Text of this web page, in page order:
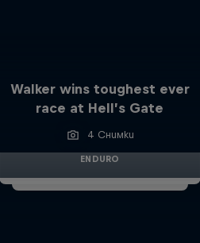
Walker wins toughest ever
race at Hell’s Gate
4 Снимки
ENDURO